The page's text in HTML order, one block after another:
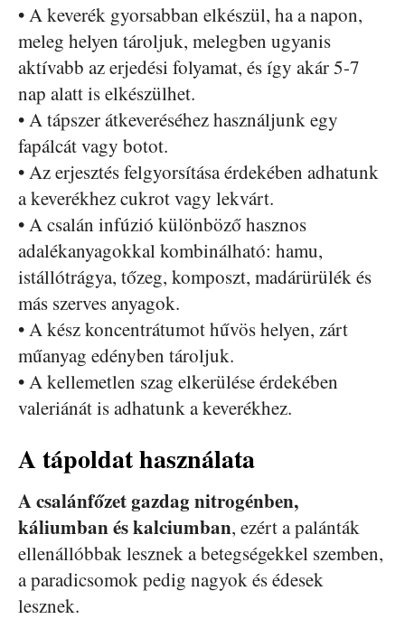
• A keverék gyorsabban elkészül, ha a napon,
meleg helyen tároljuk, melegben ugyanis
aktívabb az erjedési folyamat, és így akár 5-7
nap alatt is elkészülhet.
• A tápszer átkeveréséhez használjunk egy
fapálcát vagy botot.
• Az erjesztés felgyorsítása érdekében adhatunk
a keverékhez cukrot vagy lekvárt.
• A csalán infúzió különböző hasznos
adalékanyagokkal kombinálható: hamu,
istállótrágya, tőzeg, komposzt, madárürülék és
más szerves anyagok.
• A kész koncentrátumot hűvös helyen, zárt
műanyag edényben tároljuk.
• A kellemetlen szag elkerülése érdekében
valeriánát is adhatunk a keverékhez.
A tápoldat használata
A csalánfőzet gazdag nitrogénben,
káliumban és kalciumban, ezért a palánták
ellenállóbbak lesznek a betegségekkel szemben,
a paradicsomok pedig nagyok és édesek
lesznek.